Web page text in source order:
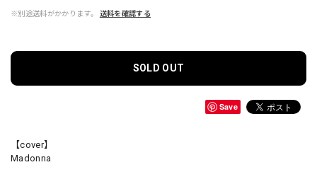
※別途送料がかかります。 送料を確認する
SOLD OUT
Save
【cover】
Madonna